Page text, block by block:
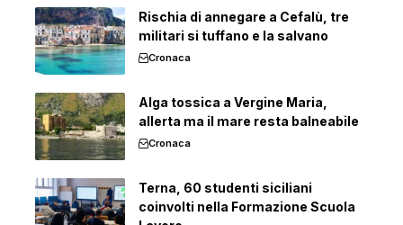
Rischia di annegare a Cefalù, tre
militari si tuffano e la salvano
Cronaca
Alga tossica a Vergine Maria,
allerta ma il mare resta balneabile
Cronaca
Terna, 60 studenti siciliani
coinvolti nella Formazione Scuola